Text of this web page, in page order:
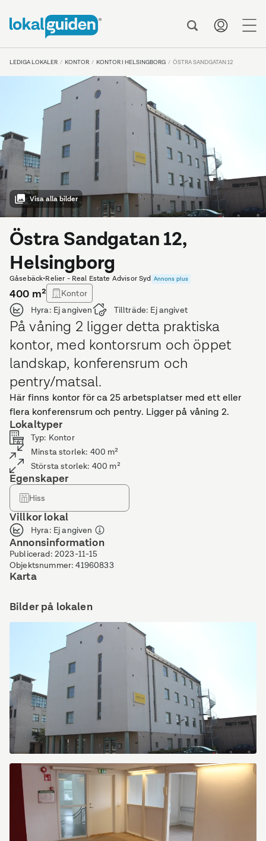
LEDIGA LOKALER KONTOR KONTOR I HELSINGBORG ÖSTRA SANDGATAN 12
Visa alla bilder
Östra Sandgatan 12,
Helsingborg
Gåsebäck•Relier - Real Estate Advisor Syd Annons plus
400 m²
Kontor
Hyra: Ej angiven Tillträde: Ej angivet
På våning 2 ligger detta praktiska
kontor, med kontorsrum och öppet
landskap, konferensrum och
pentry/matsal.
Här finns kontor för ca 25 arbetsplatser med ett eller
flera konferensrum och pentry. Ligger på våning 2.
Lokaltyper
Typ: Kontor
Minsta storlek: 400 m²
Största storlek: 400 m²
Egenskaper
Hiss
Villkor lokal
Hyra: Ej angiven
Annonsinformation
Publicerad: 2023-11-15
Objektsnummer:41960833
Karta
Bilder på lokalen
Östra
Sandgatan